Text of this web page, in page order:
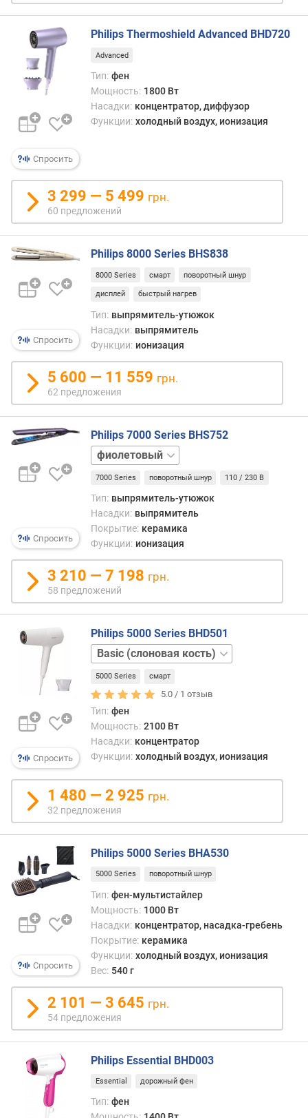
е
и
м
ы
с
о
с
т
ь
в
о
з
д
ш
н
о
п
т
а
(
/
с
о
у
ш
н
ы
й
к
(
/
с
в
е
н
ш
у
а
(
д
Б
)
ш
и
р
Спросить
Philips Thermoshield Advanced BHD720
Advanced
Тип: фен
Мощность: 1800 Вт
Насадки: концентратор, диффузор
Функции: холодный воздух, ионизация
3 299 — 5 499 грн.
60 предложений
Спросить
Philips 8000 Series BHS838
8000 Series смарт поворотный шнур
дисплей быстрый нагрев
Тип: выпрямитель-утюжок
Насадки: выпрямитель
Функции: ионизация
5 600 — 11 559 грн.
62 предложения
Спросить
Philips 7000 Series BHS752
розовый
синий
7000 Series поворотный шнур 110 / 230 В
Тип: выпрямитель-утюжок
Насадки: выпрямитель
Покрытие: керамика
Функции: ионизация
3 210 — 7 198 грн.
58 предложений
Спросить
Philips 5000 Series BHD501
Basic
Basic
Diffuse
5000 Series смарт
5.0 / 1 отзыв
Тип: фен
Мощность: 2100 Вт
Насадки: концентратор
Функции: холодный воздух, ионизация
1 480 — 2 925 грн.
32 предложения
Спросить
Philips 5000 Series BHA530
5000 Series поворотный шнур
Тип: фен-мультистайлер
Мощность: 1000 Вт
Насадки: концентратор, насадка-гребень
Покрытие: керамика
Функции: холодный воздух, ионизация
Вес: 540 г
2 101 — 3 645 грн.
54 предложения
Philips Essential BHD003
Essential дорожный фен
Тип: фен